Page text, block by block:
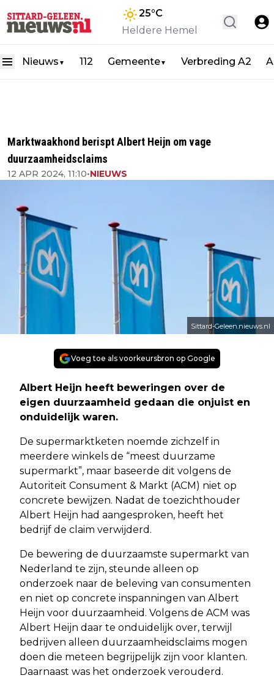
25°C
Heldere Hemel
Nieuws ▼ 112 Gemeente▼ Verbreding A2
Marktwaakhond berispt Albert Heijn om vage
duurzaamheidsclaims
12 APR 2024, 11:10•NIEUWS
Sittard-Geleen.nieuws.nl
Voeg toe als voorkeursbron op Google
Albert Heijn heeft beweringen over de
eigen duurzaamheid gedaan die onjuist en
onduidelijk waren.
De supermarktketen noemde zichzelf in
meerdere winkels de “meest duurzame
supermarkt”, maar baseerde dit volgens de
Autoriteit Consument & Markt (ACM) niet op
concrete bewijzen. Nadat de toezichthouder
Albert Heijn had aangesproken, heeft het
bedrijf de claim verwijderd.
De bewering de duurzaamste supermarkt van
Nederland te zijn, steunde alleen op
onderzoek naar de beleving van consumenten
en niet op concrete inspanningen van Albert
Heijn voor duurzaamheid. Volgens de ACM was
Albert Heijn daar te onduidelijk over, terwijl
bedrijven alleen duurzaamheidsclaims mogen
doen die meteen begrijpelijk zijn voor klanten.
Daarnaast was het onderzoek verouderd.